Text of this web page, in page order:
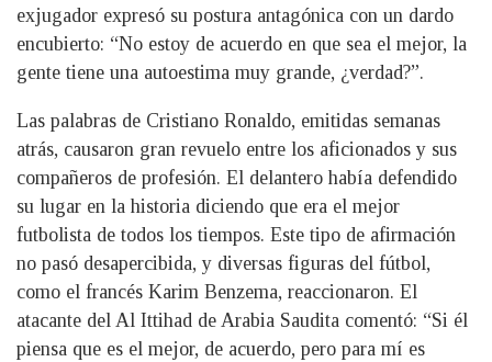
exjugador expresó su postura antagónica con un dardo
encubierto: “No estoy de acuerdo en que sea el mejor, la
gente tiene una autoestima muy grande, ¿verdad?”.
Las palabras de Cristiano Ronaldo, emitidas semanas
atrás, causaron gran revuelo entre los aficionados y sus
compañeros de profesión. El delantero había defendido
su lugar en la historia diciendo que era el mejor
futbolista de todos los tiempos. Este tipo de afirmación
no pasó desapercibida, y diversas figuras del fútbol,
como el francés Karim Benzema, reaccionaron. El
atacante del Al Ittihad de Arabia Saudita comentó: “Si él
piensa que es el mejor, de acuerdo, pero para mí es